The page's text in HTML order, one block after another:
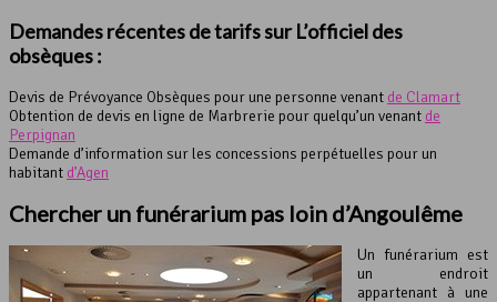
Demandes récentes de tarifs sur L’officiel des
obsèques :
Devis de Prévoyance Obsèques pour une personne venant de Clamart
Obtention de devis en ligne de Marbrerie pour quelqu’un venant de
Perpignan
Demande d’information sur les concessions perpétuelles pour un
habitant d’Agen
Chercher un funérarium pas loin d’Angoulême
Un funérarium est
un endroit
appartenant à une